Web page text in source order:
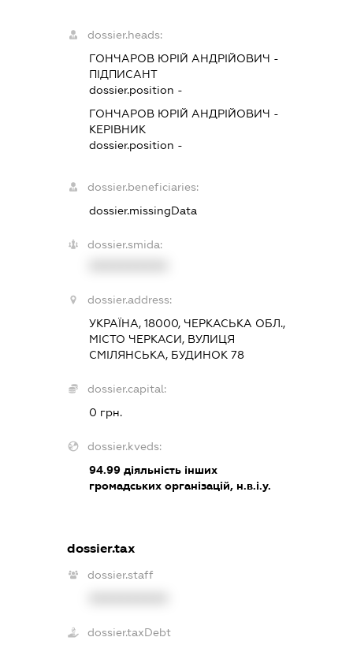
dossier.heads:
ГОНЧАРОВ ЮРІЙ АНДРІЙОВИЧ -
ПІДПИСАНТ
dossier.position -
ГОНЧАРОВ ЮРІЙ АНДРІЙОВИЧ -
КЕРІВНИК
dossier.position -
dossier.beneficiaries:
dossier.missingData
dossier.smida:
dossier.address:
УКРАЇНА, 18000, ЧЕРКАСЬКА ОБЛ.,
МІСТО ЧЕРКАСИ, ВУЛИЦЯ
СМІЛЯНСЬКА, БУДИНОК 78
dossier.capital:
0 грн.
dossier.kveds:
94.99 діяльність інших
громадських організацій, н.в.і.у.
dossier.tax
dossier.staff
dossier.taxDebt